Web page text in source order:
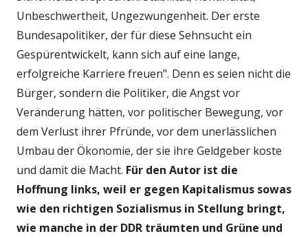
Unbeschwertheit, Ungezwungenheit. Der erste
Bundesapolitiker, der für diese Sehnsucht ein
Gespürentwickelt, kann sich auf eine lange,
erfolgreiche Karriere freuen". Denn es seien nicht die
Bürger, sondern die Politiker, die Angst vor
Veränderung hätten, vor politischer Bewegung, vor
dem Verlust ihrer Pfründe, vor dem unerlässlichen
Umbau der Ökonomie, der sie ihre Geldgeber koste
und damit die Macht. Für den Autor ist die
Hoffnung links, weil er gegen Kapitalismus sowas
wie den richtigen Sozialismus in Stellung bringt,
wie manche in der DDR träumten und Grüne und